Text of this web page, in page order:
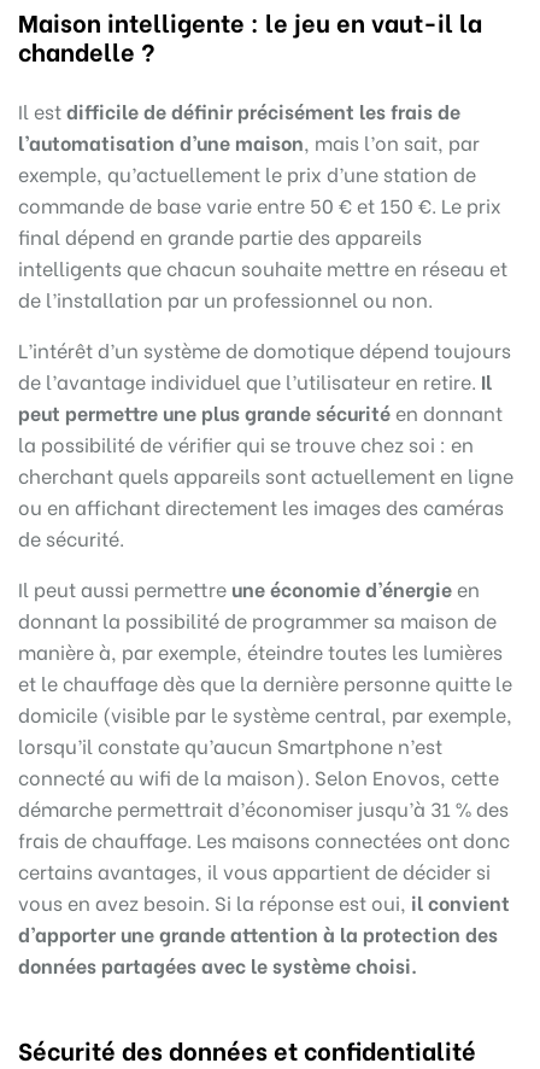
Maison intelligente : le jeu en vaut-il la
chandelle ?
Il estdifficile de définir précisément les frais de
l’automatisation d’une maison, mais l’on sait, par
exemple, qu’actuellement le prix d’une station de
commande de base varie entre 50 € et 150 €. Le prix
final dépend en grande partie des appareils
intelligents que chacun souhaite mettre en réseau et
de l’installation par un professionnel ou non.
L’intérêt d’un système de domotique dépend toujours
de l’avantage individuel que l’utilisateur en retire. Il
peut permettre une plus grande sécurité en donnant
la possibilité de vérifier qui se trouve chez soi : en
cherchant quels appareils sont actuellement en ligne
ou en affichant directement les images des caméras
de sécurité.
Il peut aussi permettre une économie d’énergie en
donnant la possibilité de programmer sa maison de
manière à, par exemple, éteindre toutes les lumières
et le chauffage dès que la dernière personne quitte le
domicile (visible par le système central, par exemple,
lorsqu’il constate qu’aucun Smartphone n’est
connecté au wifi de la maison). Selon Enovos, cette
démarche permettrait d’économiser jusqu’à 31 % des
frais de chauffage. Les maisons connectées ont donc
certains avantages, il vous appartient de décider si
vous en avez besoin. Si la réponse est oui, il convient
d’apporter une grande attention à la protection des
données partagées avec le système choisi.
Sécurité des données et confidentialité